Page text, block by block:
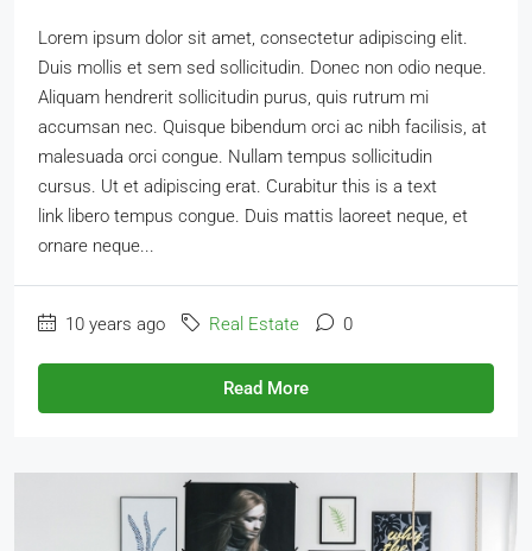
Lorem ipsum dolor sit amet, consectetur adipiscing elit.
Duis mollis et sem sed sollicitudin. Donec non odio neque.
Aliquam hendrerit sollicitudin purus, quis rutrum mi
accumsan nec. Quisque bibendum orci ac nibh facilisis, at
malesuada orci congue. Nullam tempus sollicitudin
cursus. Ut et adipiscing erat. Curabitur this is a text
link libero tempus congue. Duis mattis laoreet neque, et
ornare neque...
10 years ago Real Estate 0
Read More